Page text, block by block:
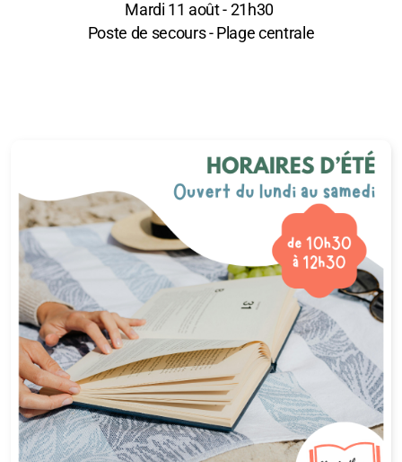
Mardi 11 août - 21h30
Poste de secours - Plage centrale